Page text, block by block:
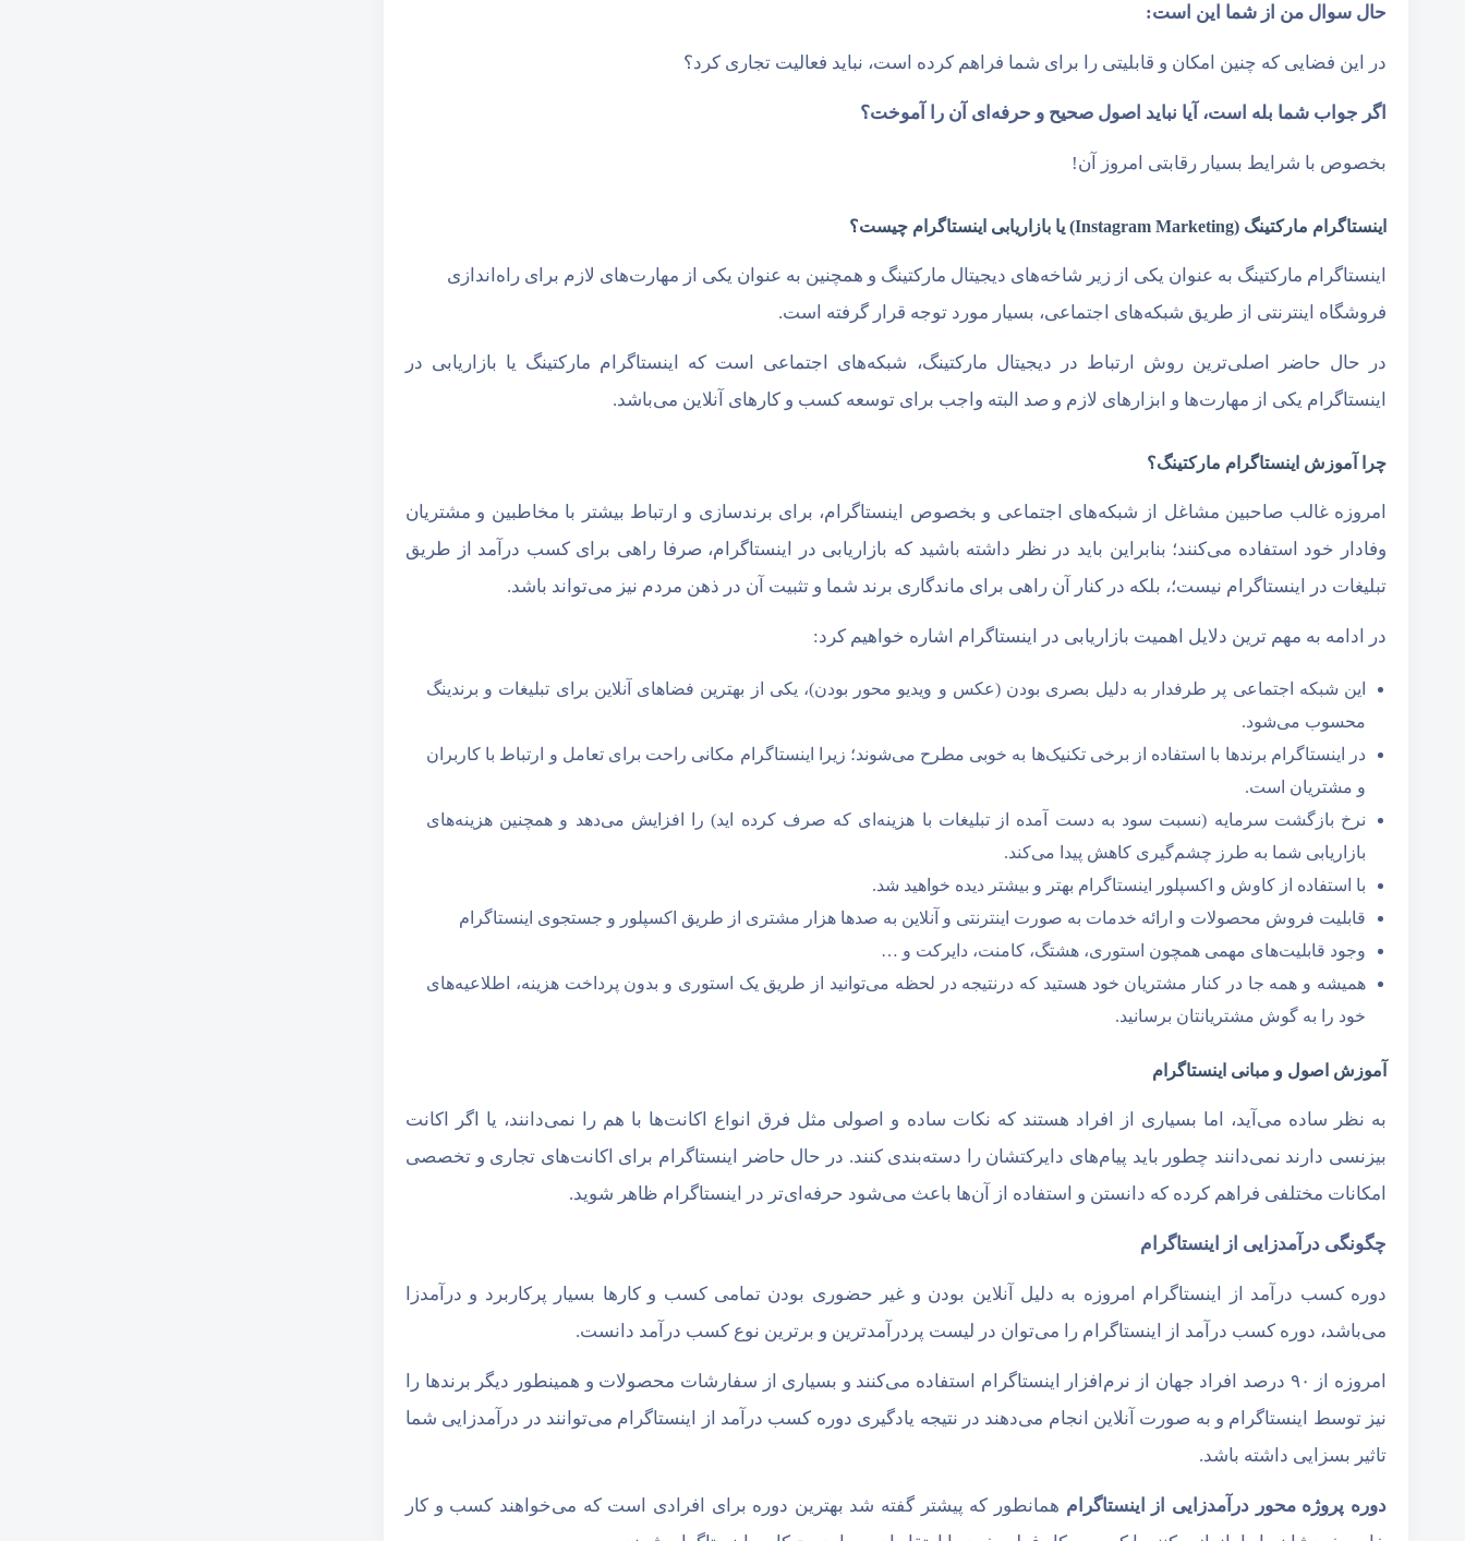
حال سوال من از شما این است:
در این فضایی که چنین امکان و قابلیتی را برای شما فراهم کرده است، نباید فعالیت تجاری کرد؟
اگر جواب شما بله است، آیا نباید اصول صحیح و حرفه‌ای آن را آموخت؟
بخصوص با شرایط بسیار رقابتی امروز آن!
اینستاگرام مارکتینگ (Instagram Marketing) یا بازاریابی اینستاگرام چیست؟
اینستاگرام مارکتینگ به عنوان یکی از زیر شاخه‌های دیجیتال مارکتینگ و همچنین به عنوان یکی از مهارت‌های لازم برای راه‌اندازی
فروشگاه اینترنتی از طریق شبکه‌های اجتماعی، بسیار مورد توجه قرار گرفته است.
در حال حاضر اصلی‌ترین روش ارتباط در دیجیتال مارکتینگ، شبکه‌های اجتماعی است که اینستاگرام مارکتینگ یا بازاریابی در
اینستاگرام یکی از مهارت‌ها و ابزار‌های لازم و صد البته واجب برای توسعه کسب و کارهای آنلاین می‌باشد.
چرا آموزش اینستاگرام مارکتینگ؟
امروزه غالب صاحبین مشاغل از شبکه‌های اجتماعی و بخصوص اینستاگرام، برای برندسازی و ارتباط بیشتر با مخاطبین و مشتریان
وفادار خود استفاده می‌کنند؛ بنابراین باید در نظر داشته باشید که بازاریابی در اینستاگرام، صرفا راهی برای کسب درآمد از طریق
تبلیغات در اینستاگرام نیست؛، بلکه در کنار آن راهی برای ماندگاری برند شما و تثبیت آن در ذهن مردم نیز می‌تواند باشد.
در ادامه به مهم ترین دلایل اهمیت بازاریابی در اینستاگرام اشاره خواهیم کرد:
این شبکه اجتماعی پر طرفدار به دلیل بصری بودن (عکس و ویدیو محور بودن)، یکی از بهترین فضاهای آنلاین برای تبلیغات و برندینگ
محسوب می‌شود.
در اینستاگرام برندها با استفاده از برخی تکنیک‌ها به خوبی مطرح می‌شوند؛ زیرا اینستاگرام مکانی راحت برای تعامل و ارتباط با کاربران
و مشتریان است.
نرخ بازگشت سرمایه (نسبت سود به دست آمده از تبلیغات با هزینه‌ای که صرف کرده اید) را افزایش می‌دهد و همچنین هزینه‌های
بازاریابی شما به طرز چشم‌گیری کاهش پیدا می‌کند.
با استفاده از کاوش و اکسپلور اینستاگرام بهتر و بیشتر دیده خواهید شد.
قابلیت فروش محصولات و ارائه خدمات به صورت اینترنتی و آنلاین به صدها هزار مشتری از طریق اکسپلور و جستجوی اینستاگرام
وجود قابلیت‌های مهمی همچون استوری، هشتگ، کامنت، دایرکت و …
همیشه و همه جا در کنار مشتریان خود هستید که درنتیجه در لحظه می‌توانید از طریق یک استوری و بدون پرداخت هزینه، اطلاعیه‌های
خود را به گوش مشتریانتان برسانید.
آموزش اصول و مبانی اینستاگرام
به نظر ساده می‌آید، اما بسیاری از افراد هستند که نکات ساده و اصولی مثل فرق انواع اکانت‌ها با هم را نمی‌دانند، یا اگر اکانت
بیزنسی دارند نمی‌دانند چطور باید پیام‌های دایرکتشان را دسته‌بندی کنند. در حال حاضر اینستاگرام برای اکانت‌های تجاری و تخصصی
امکانات مختلفی فراهم کرده که دانستن و استفاده از آن‌ها باعث می‌شود حرفه‌ای‌تر در اینستاگرام ظاهر شوید.
چگونگی درآمدزایی از اینستاگرام
دوره کسب درآمد از اینستاگرام امروزه به دلیل آنلاین بودن و غیر حضوری بودن تمامی کسب و کار‌ها بسیار پرکاربرد و درآمدزا
می‌باشد، دوره کسب درآمد از اینستاگرام را می‌توان در لیست پردرآمدترین و برترین نوع کسب درآمد دانست.
امروزه از ۹۰ درصد افراد جهان از نرم‌افزار اینستاگرام استفاده می‌کنند و بسیاری از سفارشات محصولات و همینطور دیگر برندها را
نیز توسط اینستاگرام و به صورت آنلاین انجام می‌دهند در نتیجه یادگیری دوره کسب درآمد از اینستاگرام می‌توانند در درآمدزایی شما
تاثیر بسزایی داشته باشد.
دوره پروژه محور درآمدزایی از اینستاگرام همانطور که پیشتر گفته شد بهترین دوره برای افرادی است که می‌خواهند کسب و کار